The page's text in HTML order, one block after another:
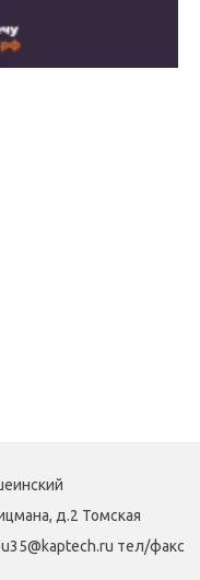
д.2 Томская
тел/факс